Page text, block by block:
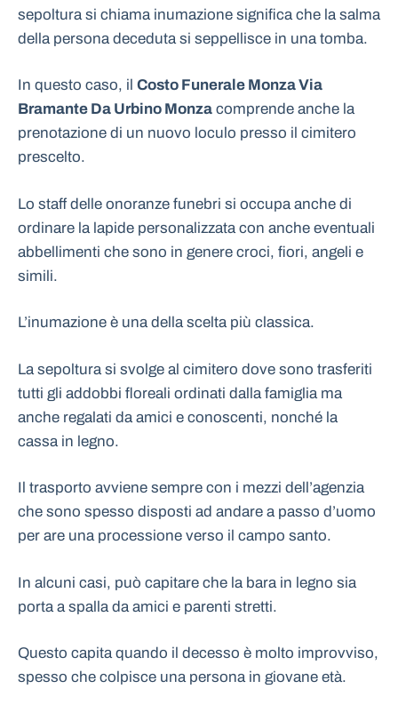
sepoltura si chiama inumazione significa che la salma
della persona deceduta si seppellisce in una tomba.
In questo caso, il Costo Funerale Monza Via
Bramante Da Urbino Monza comprende anche la
prenotazione di un nuovo loculo presso il cimitero
prescelto.
Lo staff delle onoranze funebri si occupa anche di
ordinare la lapide personalizzata con anche eventuali
abbellimenti che sono in genere croci, fiori, angeli e
simili.
L’inumazione è una della scelta più classica.
La sepoltura si svolge al cimitero dove sono trasferiti
tutti gli addobbi floreali ordinati dalla famiglia ma
anche regalati da amici e conoscenti, nonché la
cassa in legno.
Il trasporto avviene sempre con i mezzi dell’agenzia
che sono spesso disposti ad andare a passo d’uomo
per are una processione verso il campo santo.
In alcuni casi, può capitare che la bara in legno sia
porta a spalla da amici e parenti stretti.
Questo capita quando il decesso è molto improvviso,
spesso che colpisce una persona in giovane età.